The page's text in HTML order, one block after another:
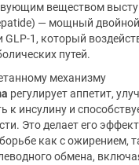
веществом
— мощный двойной
GLP-1, который
путей.
механизму
регулирует аппетит,
к инсулину и
Это делает его
как с ожирением,
обмена,